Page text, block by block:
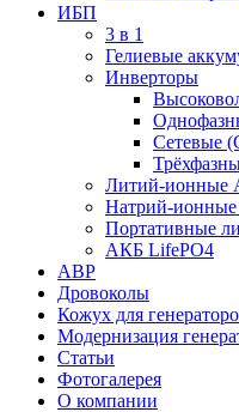
ИБП
3 в 1
Гелиевые
Инверторы
Сетевые
Литий-ионные
Натрий-
Портативные
АКБ LifePO4
АВР
Дровоколы
Кожух для
Модернизация
Статьи
Фотогалерея
О компании